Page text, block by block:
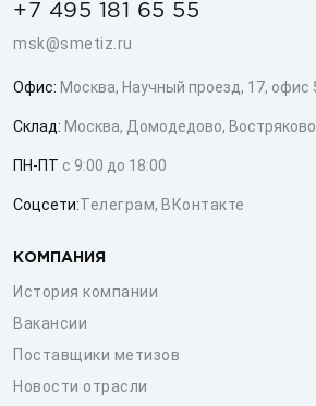
+7 495 181 65 55
msk@smetiz.ru
Офис: Москва, Научный проезд, 17, офис
Склад: Москва, Домодедово,
ПН-ПТ с 9:00 до 18:00
Соцсети:Телеграм, ВКонтакте
КОМПАНИЯ
История компании
Вакансии
Поставщики метизов
Новости отрасли